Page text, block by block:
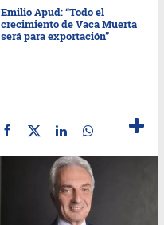
Emilio Apud: “Todo el
crecimiento de Vaca Muerta
será para exportación”